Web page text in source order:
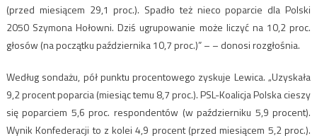
(przed miesiącem 29,1 proc.). Spadło też nieco poparcie dla Polski
2050 Szymona Hołowni. Dziś ugrupowanie może liczyć na 10,2 proc.
głosów (na początku października 10,7 proc.)” – – donosi rozgłośnia.
Według sondażu, pół punktu procentowego zyskuje Lewica. „Uzyskała
9,2 procent poparcia (miesiąc temu 8,7 proc.). PSL-Koalicja Polska cieszy
się poparciem 5,6 proc. respondentów (w październiku 5,9 procent).
Wynik Konfederacji to z kolei 4,9 procent (przed miesiącem 5,2 proc.).